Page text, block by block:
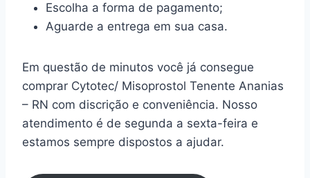
Escolha a forma de pagamento;
Aguarde a entrega em sua casa.
Em questão de minutos você já consegue
comprar Cytotec/ Misoprostol Tenente Ananias
– RN com discrição e conveniência. Nosso
atendimento é de segunda a sexta-feira e
estamos sempre dispostos a ajudar.